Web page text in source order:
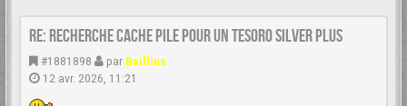
Re: Recherche cache Pile pour un Tesoro Silver Plus
#1881898 par Baillius
12 avr. 2026, 11:21